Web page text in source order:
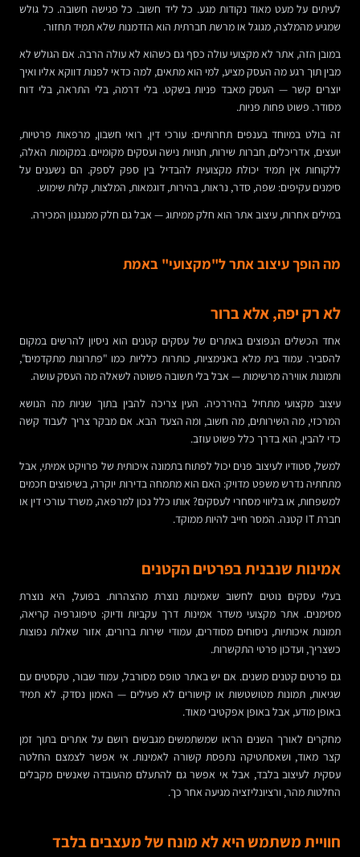
לעיתים על מעט מאוד נקודות מגע. כל ליד חשוב. כל פגישה חשובה. כל גולש
שמגיע מהמלצה, מגוגל או מרשת חברתית הוא הזדמנות שלא תמיד תחזור.
במובן הזה, אתר לא מקצועי עולה כסף גם כשהוא לא עולה הרבה. אם הגולש לא
מבין תוך רגע מה העסק מציע, למי הוא מתאים, למה כדאי לפנות דווקא אליו ואיך
יוצרים קשר — העסק מאבד פניות בשקט. בלי דרמה, בלי התראה, בלי דוח
מסודר. פשוט פחות פניות.
זה בולט במיוחד בענפים תחרותיים: עורכי דין, רואי חשבון, מרפאות פרטיות,
יועצים, אדריכלים, חברות שירות, חנויות נישה ועסקים מקומיים. במקומות האלה,
ללקוחות אין תמיד יכולת מקצועית להבדיל בין ספק לספק. הם נשענים על
סימנים עקיפים: שפה, סדר, נראות, בהירות, דוגמאות, המלצות, קלות שימוש.
במילים אחרות, עיצוב אתר הוא חלק ממיתוג — אבל גם חלק ממנגנון המכירה.
מה הופך עיצוב אתר ל"מקצועי" באמת
לא רק יפה, אלא ברור
אחד הכשלים הנפוצים באתרים של עסקים קטנים הוא ניסיון להרשים במקום
להסביר. עמוד בית מלא באנימציות, כותרות כלליות כמו "פתרונות מתקדמים",
ותמונות אווירה מרשימות — אבל בלי תשובה פשוטה לשאלה מה העסק עושה.
עיצוב מקצועי מתחיל בהיררכיה. העין צריכה להבין בתוך שניות מה הנושא
המרכזי, מה השירותים, מה חשוב, ומה הצעד הבא. אם מבקר צריך לעבוד קשה
כדי להבין, הוא בדרך כלל פשוט עוזב.
למשל, סטודיו לעיצוב פנים יכול לפתוח בתמונה איכותית של פרויקט אמיתי, אבל
מתחתיה נדרש משפט מדויק: האם הוא מתמחה בדירות יוקרה, בשיפוצים חכמים
למשפחות, או בליווי מסחרי לעסקים? אותו כלל נכון למרפאה, משרד עורכי דין או
חברת IT קטנה. המסר חייב להיות ממוקד.
אמינות שנבנית בפרטים הקטנים
בעלי עסקים נוטים לחשוב שאמינות נוצרת מהצהרות. בפועל, היא נוצרת
מסימנים. אתר מקצועי משדר אמינות דרך עקביות ודיוק: טיפוגרפיה קריאה,
תמונות איכותיות, ניסוחים מסודרים, עמודי שירות ברורים, אזור שאלות נפוצות
כשצריך, ועדכון פרטי התקשרות.
גם פרטים קטנים משנים. אם יש באתר טופס מסורבל, עמוד שבור, טקסטים עם
שגיאות, תמונות מטושטשות או קישורים לא פעילים — האמון נסדק. לא תמיד
באופן מודע, אבל באופן אפקטיבי מאוד.
מחקרים לאורך השנים הראו שמשתמשים מגבשים רושם על אתרים בתוך זמן
קצר מאוד, ושאסתטיקה נתפסת קשורה לאמינות. אי אפשר לצמצם החלטה
עסקית לעיצוב בלבד, אבל אי אפשר גם להתעלם מהעובדה שאנשים מקבלים
החלטות מהר, ורציונליזציה מגיעה אחר כך.
חוויית משתמש היא לא מונח של מעצבים בלבד